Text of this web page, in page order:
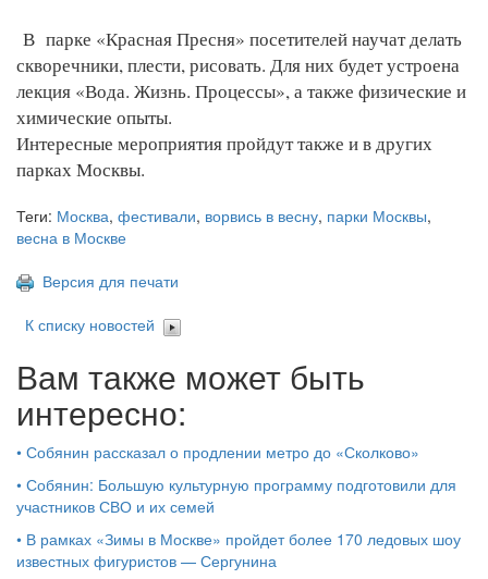
В парке «Красная Пресня» посетителей научат делать
скворечники, плести, рисовать. Для них будет устроена
лекция «Вода. Жизнь. Процессы», а также физические и
химические опыты.
Интересные мероприятия пройдут также и в других
парках Москвы.
Теги: Москва, фестивали, ворвись в весну, парки Москвы,
весна в Москве
Версия для печати
К списку новостей
Вам также может быть
интересно:
• Собянин рассказал о продлении метро до «Сколково»
• Собянин: Большую культурную программу подготовили для
участников СВО и их семей
• В рамках «Зимы в Москве» пройдет более 170 ледовых шоу
известных фигуристов — Сергунина